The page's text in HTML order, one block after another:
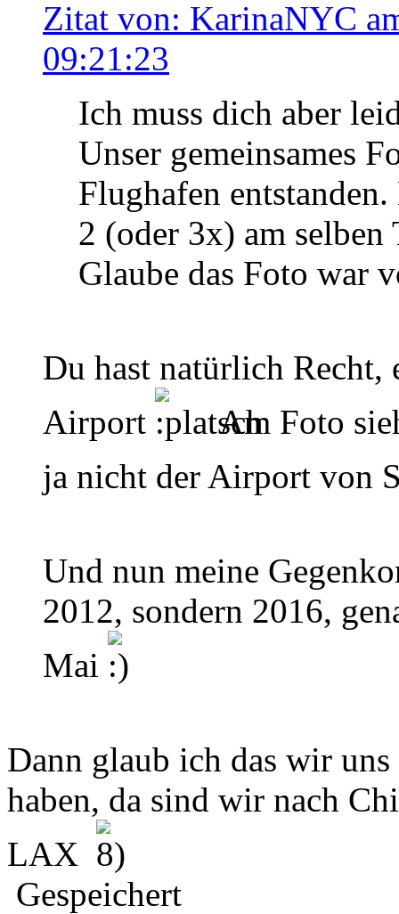
Zitat von: KarinaNYC
09:21:23
Ich muss dich aber
Unser gemeinsames
Flughafen
2 (oder 3x) am selben
Glaube das Foto war
Du hast natürlich Recht,
Airport
Am Foto
ja nicht der Airport von
Und nun meine
2012, sondern 2016,
Mai
Dann glaub ich das wir
haben, da sind wir nach
LAX
Gespeichert